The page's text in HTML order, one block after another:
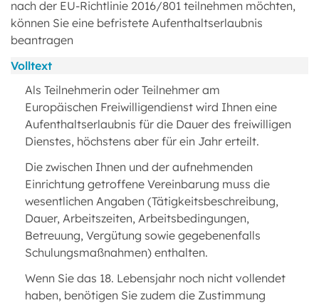
nach der EU-Richtlinie 2016/801 teilnehmen möchten,
können Sie eine befristete Aufenthaltserlaubnis
beantragen
Volltext
Als Teilnehmerin oder Teilnehmer am
Europäischen Freiwilligendienst wird Ihnen eine
Aufenthaltserlaubnis für die Dauer des freiwilligen
Dienstes, höchstens aber für ein Jahr erteilt.
Die zwischen Ihnen und der aufnehmenden
Einrichtung getroffene Vereinbarung muss die
wesentlichen Angaben (Tätigkeitsbeschreibung,
Dauer, Arbeitszeiten, Arbeitsbedingungen,
Betreuung, Vergütung sowie gegebenenfalls
Schulungsmaßnahmen) enthalten.
Wenn Sie das 18. Lebensjahr noch nicht vollendet
haben, benötigen Sie zudem die Zustimmung